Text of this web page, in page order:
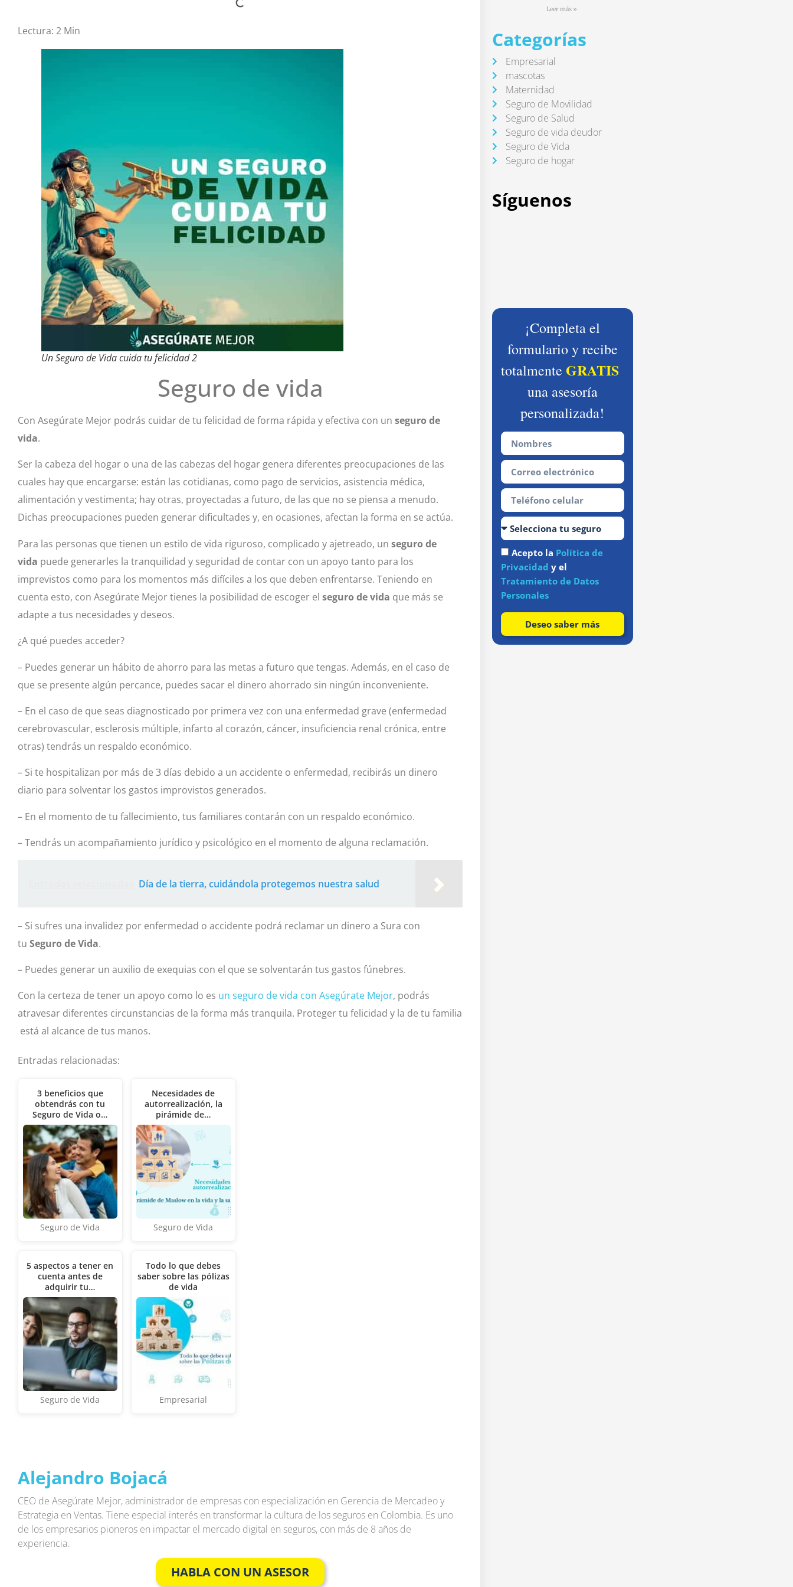
Lectura: 2 Min
Un Seguro de Vida cuida tu felicidad 2
Seguro de vida
Con Asegúrate Mejor podrás cuidar de tu felicidad de forma rápida y efectiva con un seguro de
vida.
Ser la cabeza del hogar o una de las cabezas del hogar genera diferentes preocupaciones de las
cuales hay que encargarse: están las cotidianas, como pago de servicios, asistencia médica,
alimentación y vestimenta; hay otras, proyectadas a futuro, de las que no se piensa a menudo.
Dichas preocupaciones pueden generar dificultades y, en ocasiones, afectan la forma en se actúa.
Para las personas que tienen un estilo de vida riguroso, complicado y ajetreado, un seguro de
vida puede generarles la tranquilidad y seguridad de contar con un apoyo tanto para los
imprevistos como para los momentos más difíciles a los que deben enfrentarse. Teniendo en
cuenta esto, con Asegúrate Mejor tienes la posibilidad de escoger el seguro de vida que más se
adapte a tus necesidades y deseos.
¿A qué puedes acceder?
– Puedes generar un hábito de ahorro para las metas a futuro que tengas. Además, en el caso de
que se presente algún percance, puedes sacar el dinero ahorrado sin ningún inconveniente.
– En el caso de que seas diagnosticado por primera vez con una enfermedad grave (enfermedad
cerebrovascular, esclerosis múltiple, infarto al corazón, cáncer, insuficiencia renal crónica, entre
otras) tendrás un respaldo económico.
– Si te hospitalizan por más de 3 días debido a un accidente o enfermedad, recibirás un dinero
diario para solventar los gastos improvistos generados.
– En el momento de tu fallecimiento, tus familiares contarán con un respaldo económico.
– Tendrás un acompañamiento jurídico y psicológico en el momento de alguna reclamación.
Día de la tierra, cuidándola protegemos nuestra salud
– Si sufres una invalidez por enfermedad o accidente podrá reclamar un dinero a Sura con
tu Seguro de Vida.
– Puedes generar un auxilio de exequias con el que se solventarán tus gastos fúnebres.
Con la certeza de tener un apoyo como lo es un seguro de vida con Asegúrate Mejor, podrás
atravesar diferentes circunstancias de la forma más tranquila. Proteger tu felicidad y la de tu familia
está al alcance de tus manos.
Entradas relacionadas:
3 beneficios que
obtendrás con tu
Seguro de Vida o…
Seguro de Vida
5 aspectos a tener en
cuenta antes de
adquirir tu…
Seguro de Vida
Necesidades de
autorrealización, la
pirámide de…
Seguro de Vida
Todo lo que debes
saber sobre las pólizas
de vida
Empresarial
Alejandro Bojacá
CEO de Asegúrate Mejor, administrador de empresas con especialización en Gerencia de Mercadeo y
Estrategia en Ventas. Tiene especial interés en transformar la cultura de los seguros en Colombia. Es uno
de los empresarios pioneros en impactar el mercado digital en seguros, con más de 8 años de
experiencia.
HABLA CON UN ASESOR
Leer más »
Categorías
Empresarial
mascotas
Maternidad
Seguro de Movilidad
Seguro de Salud
Seguro de vida deudor
Seguro de Vida
Seguro de hogar
Síguenos
¡Completa el
formulario y recibe
totalmente GRATIS
una asesoría
personalizada!
Acepto la Política de
Privacidad y el
Tratamiento de Datos
Personales
Deseo saber más